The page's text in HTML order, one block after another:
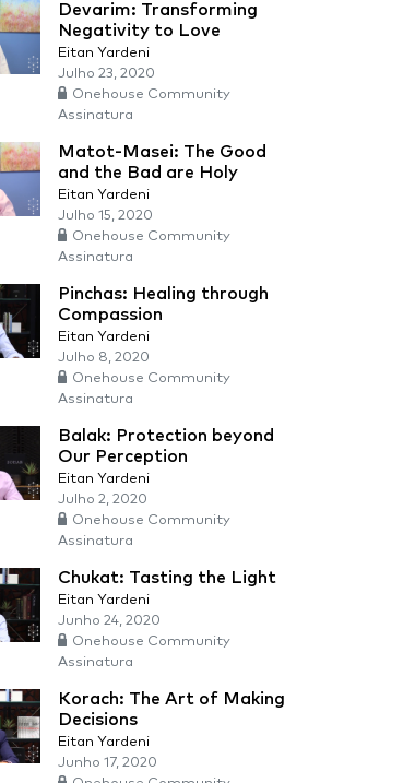
Devarim: Transforming
Negativity to Love
Eitan Yardeni
Julho 23, 2020
Onehouse Community
Assinatura
Matot-Masei: The Good
and the Bad are Holy
Eitan Yardeni
Julho 15, 2020
Onehouse Community
Assinatura
Pinchas: Healing through
Compassion
Eitan Yardeni
Julho 8, 2020
Onehouse Community
Assinatura
Balak: Protection beyond
Our Perception
Eitan Yardeni
Julho 2, 2020
Onehouse Community
Assinatura
Chukat: Tasting the Light
Eitan Yardeni
Junho 24, 2020
Onehouse Community
Assinatura
Korach: The Art of Making
Decisions
Eitan Yardeni
Junho 17, 2020